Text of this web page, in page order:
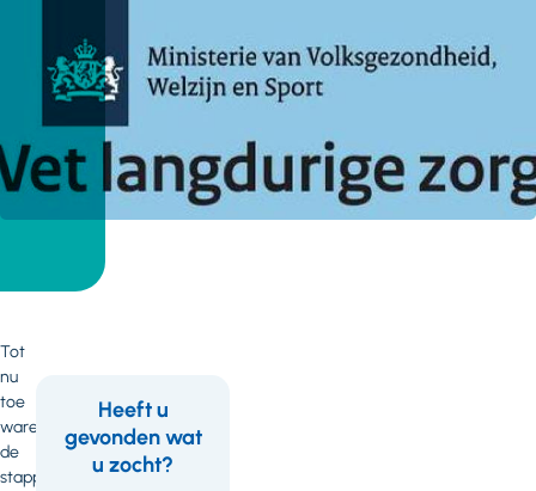
Tot
nu
toe
waren
de
stappen
Wil
Feedback
Heeft u
gevonden wat
u zocht?